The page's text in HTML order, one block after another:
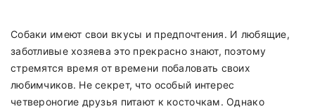
Собаки имеют свои вкусы и предпочтения. И любящие,
заботливые хозяева это прекрасно знают, поэтому
стремятся время от времени побаловать своих
любимчиков. Не секрет, что особый интерес
четвероногие друзья питают к косточкам. Однако